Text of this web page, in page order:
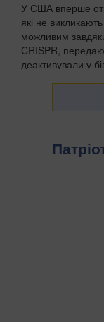
У США вперше
які не
можливим
CRISPR,
деактивували у